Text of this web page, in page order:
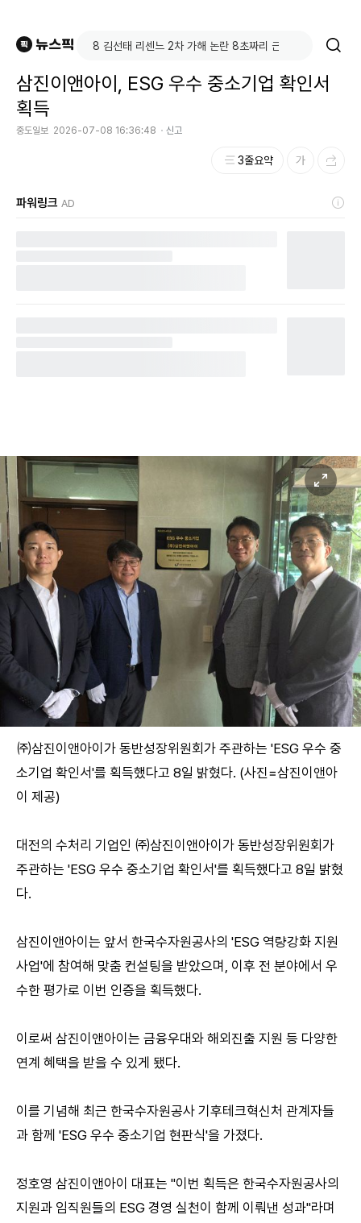
삼진이앤아이, ESG 우수 중소기업 확인서
획득
중도일보 2026-07-08 16:36:48 신고
3줄요약
파워링크 AD
㈜삼진이앤아이가 동반성장위원회가 주관하는 'ESG 우수 중
소기업 확인서'를 획득했다고 8일 밝혔다. (사진=삼진이앤아
이 제공)
대전의 수처리 기업인 ㈜삼진이앤아이가 동반성장위원회가
주관하는 'ESG 우수 중소기업 확인서'를 획득했다고 8일 밝혔
다.
삼진이앤아이는 앞서 한국수자원공사의 'ESG 역량강화 지원
사업'에 참여해 맞춤 컨설팅을 받았으며, 이후 전 분야에서 우
수한 평가로 이번 인증을 획득했다.
이로써 삼진이앤아이는 금융우대와 해외진출 지원 등 다양한
연계 혜택을 받을 수 있게 됐다.
이를 기념해 최근 한국수자원공사 기후테크혁신처 관계자들
과 함께 'ESG 우수 중소기업 현판식'을 가졌다.
정호영 삼진이앤아이 대표는 "이번 획득은 한국수자원공사의
지원과 임직원들의 ESG 경영 실천이 함께 이뤄낸 성과"라며